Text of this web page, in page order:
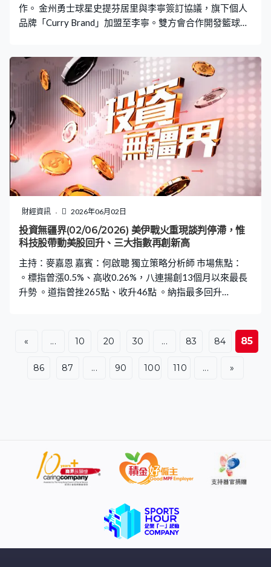
作。 金州勇士球星史提芬居里與李寧簽訂協議，旗下個人
品牌「Curry Brand」加盟至李寧。雙方會合作開發籃球裝
年。
財經資訊 2026年06月02日
投資無疆界(02/06/2026) 美伊戰火重現談判停滯，惟
科技股帶動美股回升、三大指數再創新高
主持：麥嘉恩 嘉賓：何啟聰 獨立策略分析師 市場焦點：
。標指曾漲0.5%、高收0.26%，八連揚創13個月以來最長
升勢 。道指曾挫265點、收升46點 。納指最多回升
6.26%，英特爾和高通分別挫逾4%以及8% 。微軟升逾
« ... 10 20 30 ... 83 84 85
86 87 ... 90 100 110 ... »